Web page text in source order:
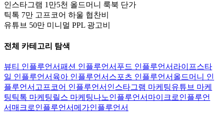
인스타그램 1만5천 올드머니 룩북 단가
틱톡 7만 고프코어 하울 협찬비
유튜브 50만 미니멀 PPL 광고비
전체 카테고리 탐색
뷰티 인플루언서패션 인플루언서 푸드 인플루언서 라이프스타
일 인플루언서 육아 인플루언서 스포츠 인플루언서 올드머니 인
플루언서 고프코어 인플루언서 인스타그램 마케팅유튜브 마케
팅틱톡 마케팅 릴스 마케팅나노인플루언서 마이크로인플루언
서 매크로인플루언서 메가인플루언서